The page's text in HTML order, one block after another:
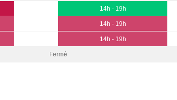
14h - 19h
14h - 19h
14h - 19h
Fermé